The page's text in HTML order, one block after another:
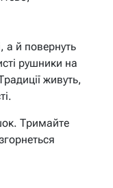
а й повернуть
рушники на
живуть,
Тримайте